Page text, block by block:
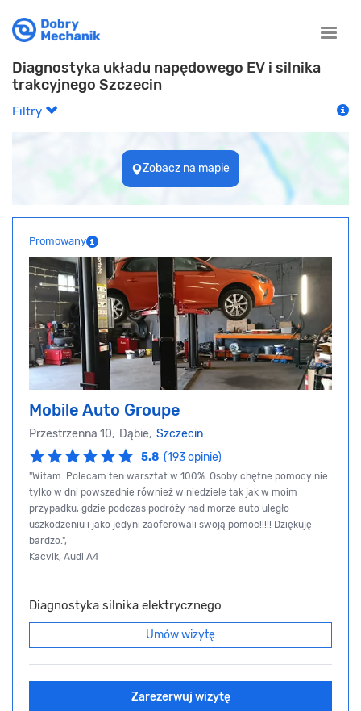
Toggle
Diagnostyka układu napędowego EV i silnika
trakcyjnego Szczecin
Filtry
Zobacz na mapie
Promowany
Mobile Auto Groupe
Przestrzenna 10, Dąbie, Szczecin
5.8 (193 opinie)
"Witam. Polecam ten warsztat w 100%. Osoby chętne pomocy nie
tylko w dni powszednie również w niedziele tak jak w moim
przypadku, gdzie podczas podróży nad morze auto uległo
uszkodzeniu i jako jedyni zaoferowali swoją pomoc!!!!! Dziękuję
bardzo.",
Kacvik, Audi A4
Diagnostyka silnika elektrycznego
Umów wizytę
Zarezerwuj wizytę